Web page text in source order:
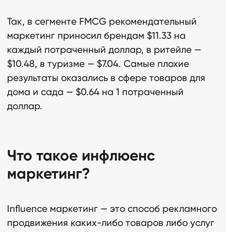
Так, в сегменте FMCG рекомендательный
маркетинг приносил брендам $11.33 на
каждый потраченный доллар, в ритейле —
$10.48, в туризме — $7.04. Самые плохие
результаты оказались в сфере товаров для
дома и сада — $0.64 на 1 потраченный
доллар.
Что такое инфлюенс
маркетинг?
Influence маркетинг — это способ рекламного
продвижения каких-либо товаров либо услуг